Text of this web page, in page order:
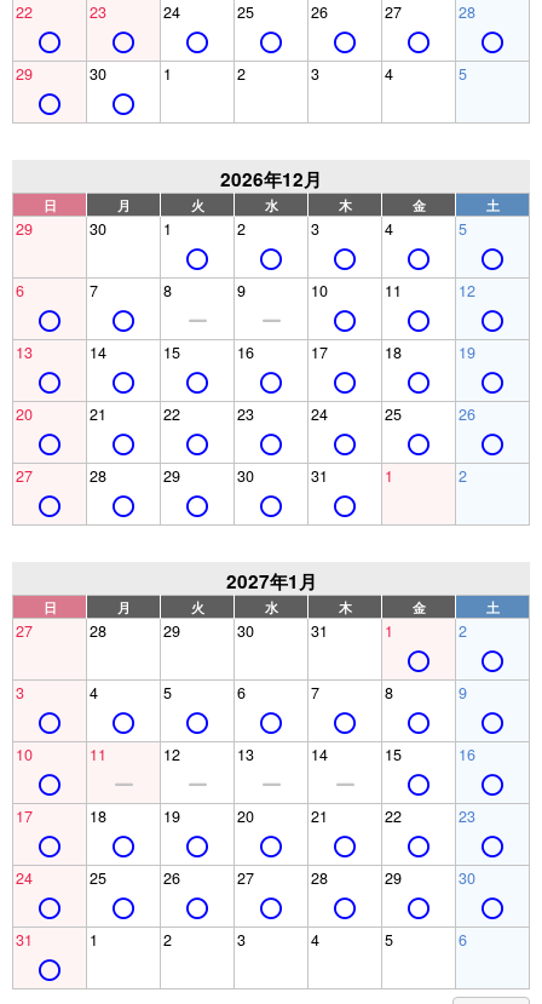
22 23 24 25 26 27 28
29 30 1 2 3 4 5
2026年12月
日 月 火 水 木 金 土
29 30 1 2 3 4 5
6 7 8 9 10 11 12
13 14 15 16 17 18 19
20 21 22 23 24 25 26
27 28 29 30 31 1 2
2027年1月
日 月 火 水 木 金 土
27 28 29 30 31 1 2
3 4 5 6 7 8 9
10 11 12 13 14 15 16
17 18 19 20 21 22 23
24 25 26 27 28 29 30
31 1 2 3 4 5 6